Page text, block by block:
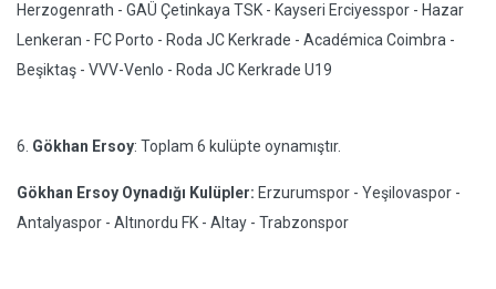
Herzogenrath - GAÜ Çetinkaya TSK - Kayseri Erciyesspor - Hazar
Lenkeran - FC Porto - Roda JC Kerkrade - Académica Coimbra -
Beşiktaş - VVV-Venlo - Roda JC Kerkrade U19
6. Gökhan Ersoy: Toplam 6 kulüpte oynamıştır.
Gökhan Ersoy Oynadığı Kulüpler: Erzurumspor - Yeşilovaspor -
Antalyaspor - Altınordu FK - Altay - Trabzonspor